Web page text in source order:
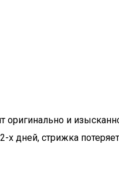
и
х дней, стрижка